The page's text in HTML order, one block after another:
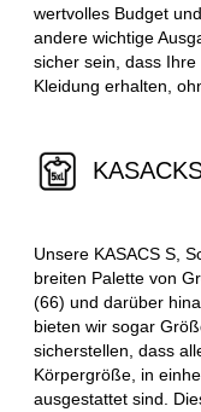
wertvolles Budget
andere wichtige
sicher sein, dass
Kleidung erhalten,
Unsere KASACS S,
breiten Palette von
(66) und darüber
bieten wir sogar
sicherstellen, dass
Körpergröße, in
ausgestattet sind.